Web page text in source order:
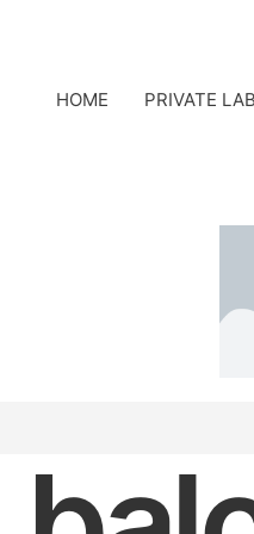
HOME PRIVATE